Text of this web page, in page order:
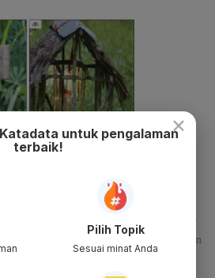
The Practice of Local Wisdom of
Community in Forest Conservation in
×
untuk pengalaman
terbaik!
Pilih Topik
Sesuai minat Anda